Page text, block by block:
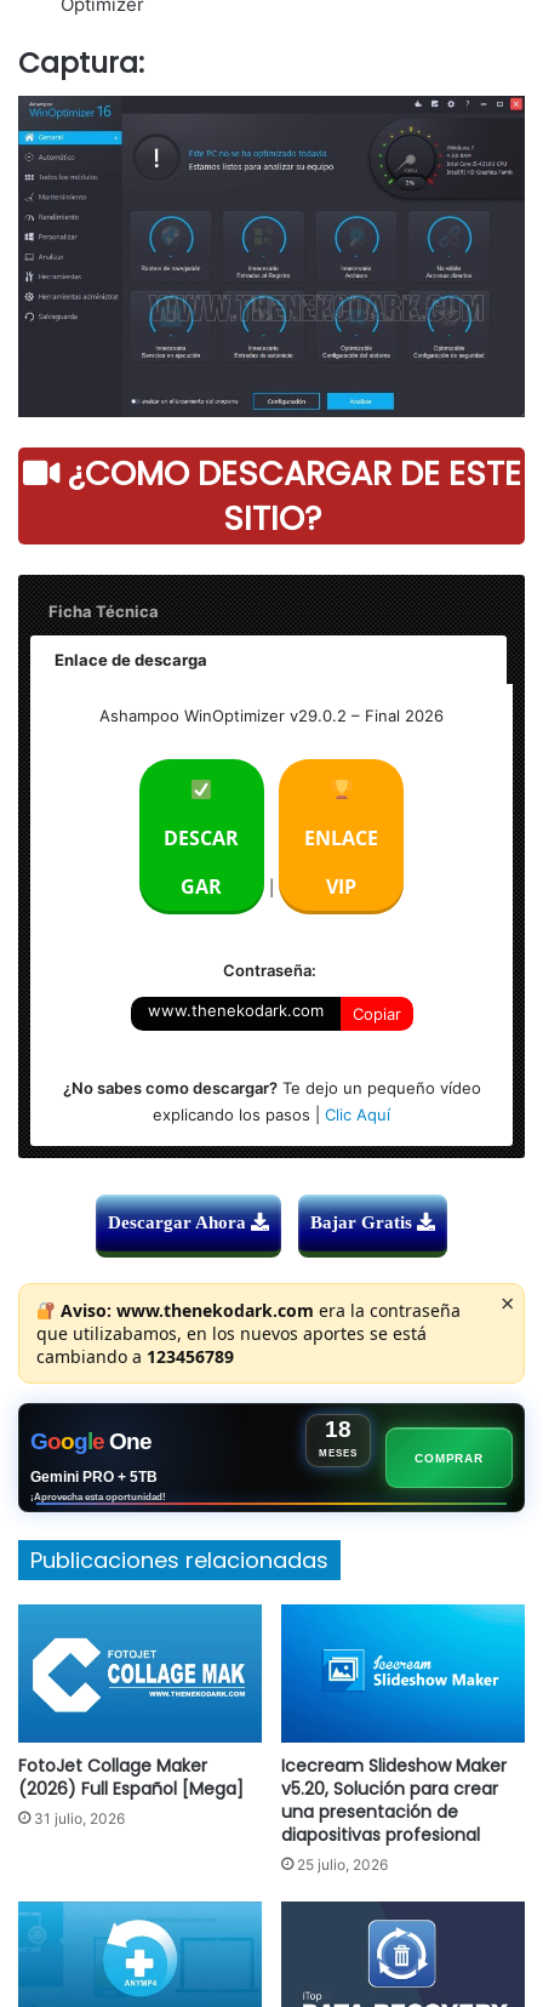
Captura:
¿COMO DESCARGAR DE ESTE
SITIO?
Ficha Técnica
Enlace de descarga
Ashampoo WinOptimizer v29.0.2 – Final 2026
DESCAR
GAR
ENLACE
VIP
Contraseña:
www.thenekodark.com Copiar
¿No sabes como descargar?Te dejo un pequeño vídeo
explicando los pasos | Clic Aquí
Descargar Ahora Bajar Gratis
Aviso: www.thenekodark.com era la contraseña
que utilizabamos, en los nuevos aportes se está
cambiando a 123456789
×
GoogleOne 18
MESES
Gemini PRO + 5TB
¡Aprovecha esta oportunidad!
COMPRAR
Publicaciones relacionadas
FotoJet Collage Maker
(2026) Full Español [Mega]
31 julio, 2026
Icecream Slideshow Maker
v5.20, Solución para crear
una presentación de
diapositivas profesional
25 julio, 2026